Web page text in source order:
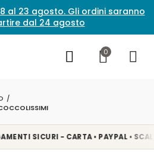
al 23 agosto. Gli ordini saranno
dal 24 agosto
0
SICURI - CARTA • PAYPAL •